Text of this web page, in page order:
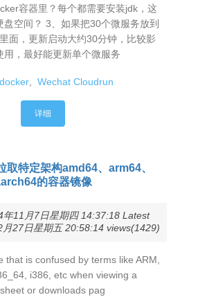
容器里？每个都需要安装jdk，这
空间？ 3、如果把30个微服务放到
面，更新启动大约30分钟，比较影
用，最好能更新单个微服务
docker Wechat Cloudrun
详细
特定架构amd64、arm64、
的容器镜像
11月7日星期四 14:37:18 Latest
27日星期五 20:58:14 views(1429)
that is confused by terms like ARM,
i386, etc when viewing a
or downloads pag